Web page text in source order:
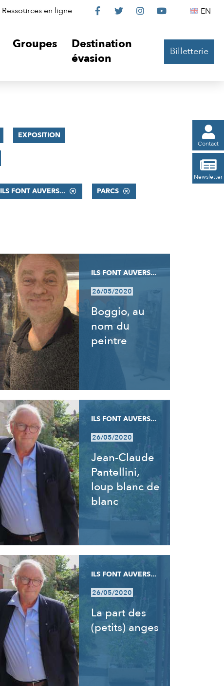
Ressources en ligne
Le
sur

Le

Le

Le
 EN
Groupes
Destination
évasion
Billetterie

Contact

Newsletter
EXPOSITION
ILS FONT AUVERS... PARCS
ILS FONT AUVERS...
26/05/2020
Boggio, au
nom du
peintre
ILS FONT AUVERS...
26/05/2020
Jean-Claude
Pantellini,
loup blanc de
blanc
ILS FONT AUVERS...
26/05/2020
La part des
(petits) anges